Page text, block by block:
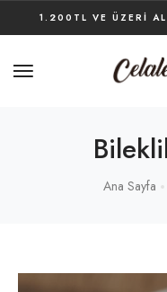
1.200TL VE ÜZERI
Ana Sayfa